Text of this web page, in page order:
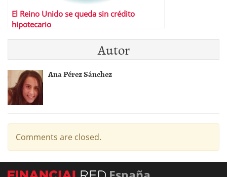
El Reino Unido se queda sin crédito
hipotecario
Autor
Ana Pérez Sánchez
Comments are closed.